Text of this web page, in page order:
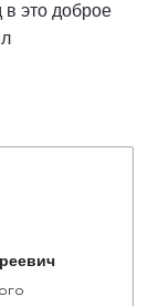
в это доброе